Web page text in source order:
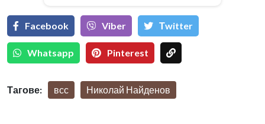
Facebook Viber Тwitter
Whatsapp Pinterest
Тагове: всс Николай Найденов